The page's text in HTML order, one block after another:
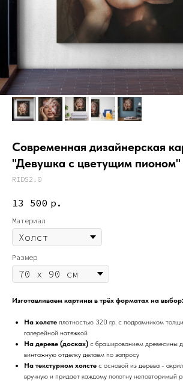
Современная дизайнерская
"Девушка с цветущим пионом"
RIDS2.0
13 500 р.
Материал
Размер
Изготавливаем картины в трёх форматах на выбор:
На холсте плотностью 320 гр. с подрамником
галерейной натяжкой
На дереве (досках) с брашированием древесины
винтажную отделку делаем по запросу
На текстурном холсте с основой из дерева -
вручную и придает каждому полотну неповторимый